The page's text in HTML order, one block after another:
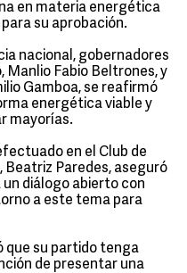
en materia energética
su aprobación.
nacional, gobernadores
Manlio Fabio Beltrones, y
Gamboa, se reafirmó
energética viable y
mayorías.
en el Club de
Beatriz Paredes, aseguró
diálogo abierto con
a este tema para
que su partido tenga
de presentar una